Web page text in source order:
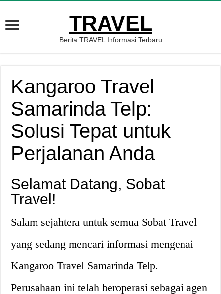
TRAVEL
Berita TRAVEL Informasi Terbaru
Kangaroo Travel
Samarinda Telp:
Solusi Tepat untuk
Perjalanan Anda
Selamat Datang, Sobat
Travel!
Salam sejahtera untuk semua Sobat Travel
yang sedang mencari informasi mengenai
Kangaroo Travel Samarinda Telp.
Perusahaan ini telah beroperasi sebagai agen